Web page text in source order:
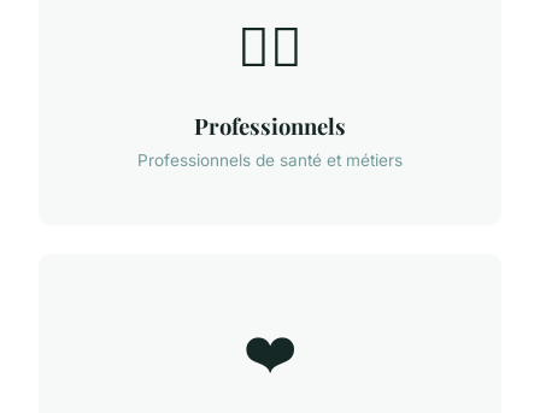
👨‍⚕️
Professionnels
Professionnels de santé et métiers
❤️